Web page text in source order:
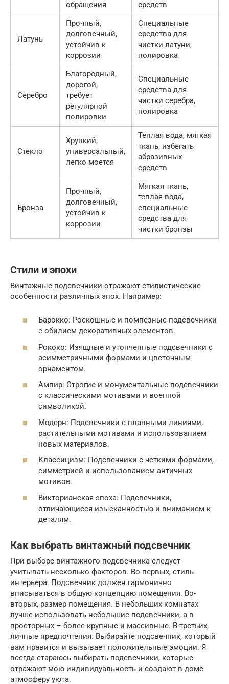
обращения средств
Латунь
Прочный,
долговечный,
устойчив к
коррозии
Специальные
средства для
чистки латуни,
полировка
Серебро
Благородный,
дорогой,
требует
регулярной
полировки
Специальные
средства для
чистки серебра,
полировка
Стекло
Хрупкий,
универсальный,
легко моется
Теплая вода, мягкая
ткань, избегать
абразивных
средств
Бронза
Прочный,
долговечный,
устойчив к
коррозии
Мягкая ткань,
теплая вода,
специальные
средства для
чистки бронзы
Стили и эпохи
Винтажные подсвечники отражают стилистические
особенности различных эпох. Например:
Барокко: Роскошные и помпезные подсвечники
с обилием декоративных элементов.
Рококо: Изящные и утонченные подсвечники с
асимметричными формами и цветочным
орнаментом.
Ампир: Строгие и монументальные подсвечники
с классическими мотивами и военной
символикой.
Модерн: Подсвечники с плавными линиями,
растительными мотивами и использованием
новых материалов.
Классицизм: Подсвечники с четкими формами,
симметрией и использованием античных
мотивов.
Викторианская эпоха: Подсвечники,
отличающиеся изысканностью и вниманием к
деталям.
Как выбрать винтажный подсвечник
При выборе винтажного подсвечника следует
учитывать несколько факторов. Во-первых, стиль
интерьера. Подсвечник должен гармонично
вписываться в общую концепцию помещения. Во-
вторых, размер помещения. В небольших комнатах
лучше использовать небольшие подсвечники, а в
просторных – более крупные и массивные. В-третьих,
личные предпочтения. Выбирайте подсвечник, который
вам нравится и вызывает положительные эмоции. Я
всегда стараюсь выбирать подсвечники, которые
отражают мою индивидуальность и создают в доме
атмосферу уюта.